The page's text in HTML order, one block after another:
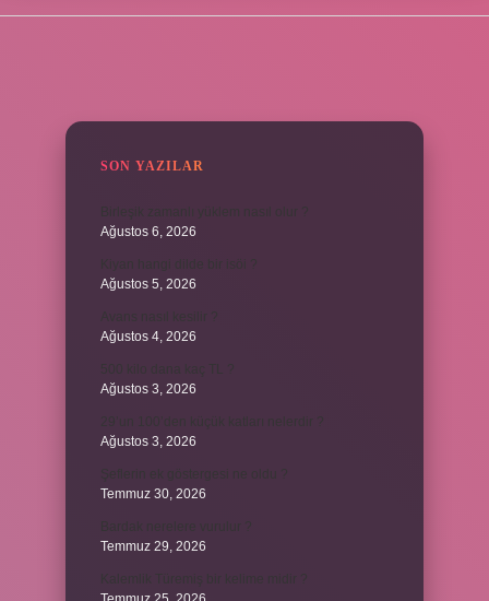
SON YAZILAR
Ağustos 6, 2026
Ağustos 5, 2026
Ağustos 4, 2026
Ağustos 3, 2026
Ağustos 3, 2026
Temmuz 30, 2026
Temmuz 29, 2026